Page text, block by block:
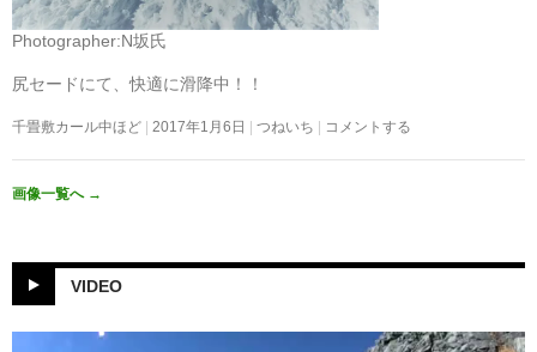
Photographer:N坂氏
尻セードにて、快適に滑降中！！
千畳敷カール中ほど 2017年1月6日 つねいち コメントする
画像一覧へ →
VIDEO